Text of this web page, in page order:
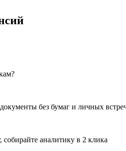
без бумаг и личных
собирайте аналитику в 2 клика